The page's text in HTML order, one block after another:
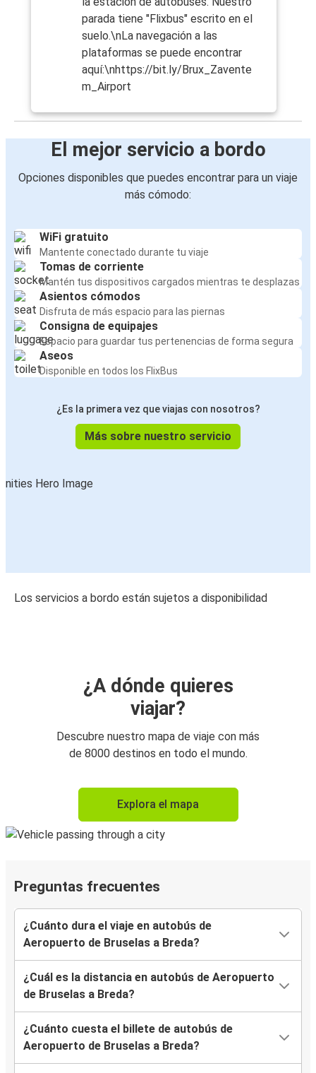
parada tiene "Flixbus" escrito en el
suelo.\nLa navegación a las
plataformas se puede encontrar
aquí:\nhttps://bit.ly/Brux_Zavente
m_Airport
El mejor servicio a bordo
Opciones disponibles que puedes encontrar para un viaje
más cómodo:
WiFi gratuito
Mantente conectado durante tu viaje
Tomas de corriente
Mantén tus dispositivos cargados mientras te desplazas
Asientos cómodos
Disfruta de más espacio para las piernas
Consigna de equipajes
Espacio para guardar tus pertenencias de forma segura
Aseos
Disponible en todos los FlixBus
¿Es la primera vez que viajas con nosotros?
Más sobre nuestro servicio
Los servicios a bordo están sujetos a disponibilidad
¿A dónde quieres
viajar?
Descubre nuestro mapa de viaje con más
de 8000 destinos en todo el mundo.
Explora el mapa
Preguntas frecuentes
¿Cuánto dura el viaje en autobús de
Aeropuerto de Bruselas a Breda?
¿Cuál es la distancia en autobús de Aeropuerto
de Bruselas a Breda?
¿Cuánto cuesta el billete de autobús de
Aeropuerto de Bruselas a Breda?